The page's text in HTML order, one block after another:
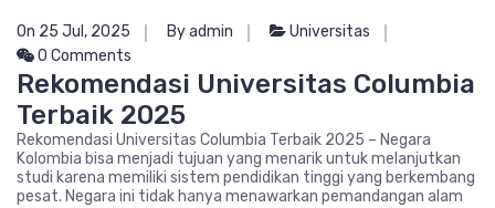
On 25 Jul, 2025 By admin
Universitas
0 Comments
Rekomendasi Universitas Columbia
Terbaik 2025
Rekomendasi Universitas Columbia Terbaik 2025 – Negara
Kolombia bisa menjadi tujuan yang menarik untuk melanjutkan
studi karena memiliki sistem pendidikan tinggi yang berkembang
pesat. Negara ini tidak hanya menawarkan pemandangan alam